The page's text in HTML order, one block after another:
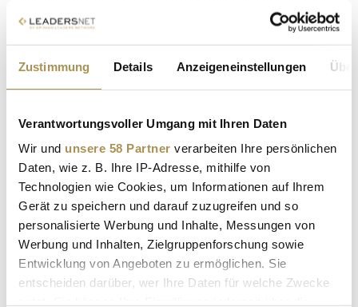
Zustimmung Details Anzeigeneinstellungen
Verantwortungsvoller Umgang mit Ihren Daten
Wir und unsere 58 Partner verarbeiten Ihre persönlichen
Daten, wie z. B. Ihre IP-Adresse, mithilfe von
Technologien wie Cookies, um Informationen auf Ihrem
Gerät zu speichern und darauf zuzugreifen und so
personalisierte Werbung und Inhalte, Messungen von
Werbung und Inhalten, Zielgruppenforschung sowie
Entwicklung von Angeboten zu ermöglichen. Sie
entscheiden darüber, wer Ihre Daten für welche Zwecke
3SI Immogroup startet zwei neue Projekte in Wien
Symbiose" 21 Eigentumswohnungen. Die 3SI Immogroup hat
als Bauträger gemeinsam mit der Neumayer
Projektmanagement GmbH und der Habau Group mit einem
symbolträchtigen Doppelspatenstich den Baustart zweier
neuer Wohnprojekte eingeläutet: " The...
"Es gibt nichts Nachhaltigeres als das Zinshaus"
NEWS | 14.10.2025